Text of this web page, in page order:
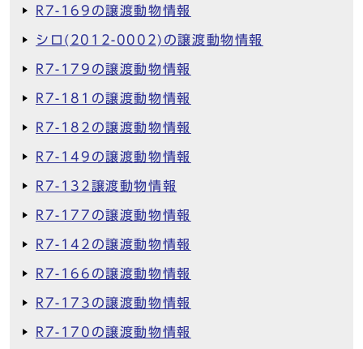
R7-169の譲渡動物情報
シロ(2012-0002)の譲渡動物情報
R7-179の譲渡動物情報
R7-181の譲渡動物情報
R7-182の譲渡動物情報
R7-149の譲渡動物情報
R7-132譲渡動物情報
R7-177の譲渡動物情報
R7-142の譲渡動物情報
R7-166の譲渡動物情報
R7-173の譲渡動物情報
R7-170の譲渡動物情報